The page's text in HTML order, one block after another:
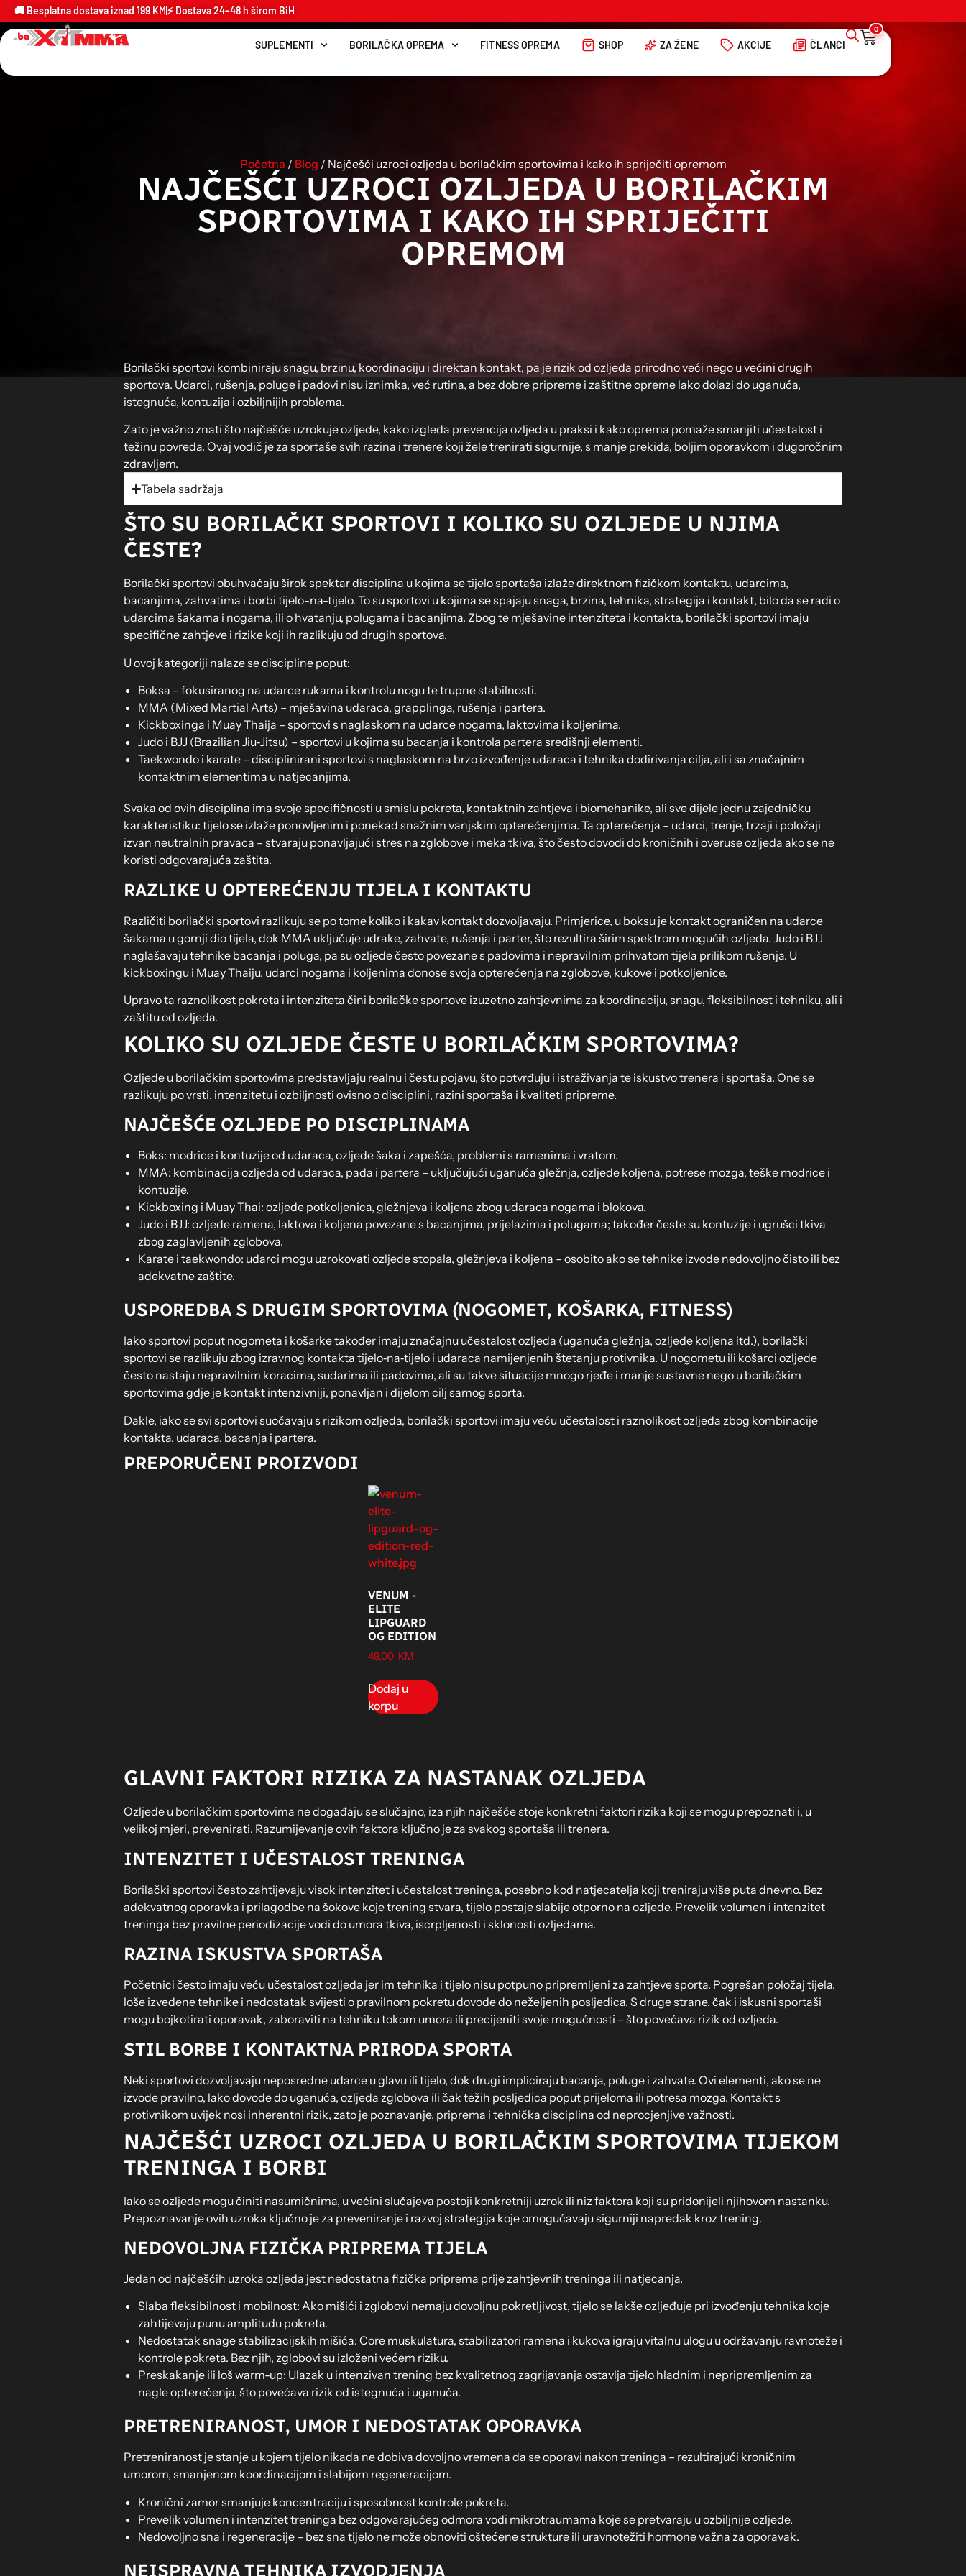
🚚 Besplatna dostava iznad 199 KM⚡ Dostava 24–48 h širom BiH
SUPLEMENTI BORILAČKA OPREMA FITNESS OPREMA SHOP ZA ŽENE AKCIJE ČLANCI
0
Početna / Blog / Najčešći uzroci ozljeda u borilačkim sportovima i kako ih spriječiti opremom
NAJČEŠĆI UZROCI OZLJEDA U BORILAČKIM
SPORTOVIMA I KAKO IH SPRIJEČITI
OPREMOM
Borilački sportovi kombiniraju snagu, brzinu, koordinaciju i direktan kontakt, pa je rizik od ozljeda prirodno veći nego u većini drugih
sportova. Udarci, rušenja, poluge i padovi nisu iznimka, već rutina, a bez dobre pripreme i zaštitne opreme lako dolazi do uganuća,
istegnuća, kontuzija i ozbiljnijih problema.
Zato je važno znati što najčešće uzrokuje ozljede, kako izgleda prevencija ozljeda u praksi i kako oprema pomaže smanjiti učestalost i
težinu povreda. Ovaj vodič je za sportaše svih razina i trenere koji žele trenirati sigurnije, s manje prekida, boljim oporavkom i dugoročnim
zdravljem.
Tabela sadržaja
ŠTO SU BORILAČKI SPORTOVI I KOLIKO SU OZLJEDE U NJIMA
ČESTE?
Borilački sportovi obuhvaćaju širok spektar disciplina u kojima se tijelo sportaša izlaže direktnom fizičkom kontaktu, udarcima,
bacanjima, zahvatima i borbi tijelo-na-tijelo. To su sportovi u kojima se spajaju snaga, brzina, tehnika, strategija i kontakt, bilo da se radi o
udarcima šakama i nogama, ili o hvatanju, polugama i bacanjima. Zbog te mješavine intenziteta i kontakta, borilački sportovi imaju
specifične zahtjeve i rizike koji ih razlikuju od drugih sportova.
U ovoj kategoriji nalaze se discipline poput:
Boksa – fokusiranog na udarce rukama i kontrolu nogu te trupne stabilnosti.
MMA (Mixed Martial Arts) – mješavina udaraca, grapplinga, rušenja i partera.
Kickboxinga i Muay Thaija – sportovi s naglaskom na udarce nogama, laktovima i koljenima.
Judo i BJJ (Brazilian Jiu‑Jitsu) – sportovi u kojima su bacanja i kontrola partera središnji elementi.
Taekwondo i karate – disciplinirani sportovi s naglaskom na brzo izvođenje udaraca i tehnika dodirivanja cilja, ali i sa značajnim
kontaktnim elementima u natjecanjima.
Svaka od ovih disciplina ima svoje specifičnosti u smislu pokreta, kontaktnih zahtjeva i biomehanike, ali sve dijele jednu zajedničku
karakteristiku: tijelo se izlaže ponovljenim i ponekad snažnim vanjskim opterećenjima. Ta opterećenja – udarci, trenje, trzaji i položaji
izvan neutralnih pravaca – stvaraju ponavljajući stres na zglobove i meka tkiva, što često dovodi do kroničnih i overuse ozljeda ako se ne
koristi odgovarajuća zaštita.
RAZLIKE U OPTEREĆENJU TIJELA I KONTAKTU
Različiti borilački sportovi razlikuju se po tome koliko i kakav kontakt dozvoljavaju. Primjerice, u boksu je kontakt ograničen na udarce
šakama u gornji dio tijela, dok MMA uključuje udrake, zahvate, rušenja i parter, što rezultira širim spektrom mogućih ozljeda. Judo i BJJ
naglašavaju tehnike bacanja i poluga, pa su ozljede često povezane s padovima i nepravilnim prihvatom tijela prilikom rušenja. U
kickboxingu i Muay Thaiju, udarci nogama i koljenima donose svoja opterećenja na zglobove, kukove i potkoljenice.
Upravo ta raznolikost pokreta i intenziteta čini borilačke sportove izuzetno zahtjevnima za koordinaciju, snagu, fleksibilnost i tehniku, ali i
zaštitu od ozljeda.
KOLIKO SU OZLJEDE ČESTE U BORILAČKIM SPORTOVIMA?
Ozljede u borilačkim sportovima predstavljaju realnu i čestu pojavu, što potvrđuju i istraživanja te iskustvo trenera i sportaša. One se
razlikuju po vrsti, intenzitetu i ozbiljnosti ovisno o disciplini, razini sportaša i kvaliteti pripreme.
NAJČEŠĆE OZLJEDE PO DISCIPLINAMA
Boks: modrice i kontuzije od udaraca, ozljede šaka i zapešća, problemi s ramenima i vratom.
MMA: kombinacija ozljeda od udaraca, pada i partera – uključujući uganuća gležnja, ozljede koljena, potrese mozga, teške modrice i
kontuzije.
Kickboxing i Muay Thai: ozljede potkoljenica, gležnjeva i koljena zbog udaraca nogama i blokova.
Judo i BJJ: ozljede ramena, laktova i koljena povezane s bacanjima, prijelazima i polugama; također česte su kontuzije i ugrušci tkiva
zbog zaglavljenih zglobova.
Karate i taekwondo: udarci mogu uzrokovati ozljede stopala, gležnjeva i koljena – osobito ako se tehnike izvode nedovoljno čisto ili bez
adekvatne zaštite.
USPOREDBA S DRUGIM SPORTOVIMA (NOGOMET, KOŠARKA, FITNESS)
Iako sportovi poput nogometa i košarke također imaju značajnu učestalost ozljeda (uganuća gležnja, ozljede koljena itd.), borilački
sportovi se razlikuju zbog izravnog kontakta tijelo‑na‑tijelo i udaraca namijenjenih štetanju protivnika. U nogometu ili košarci ozljede
često nastaju nepravilnim koracima, sudarima ili padovima, ali su takve situacije mnogo rjeđe i manje sustavne nego u borilačkim
sportovima gdje je kontakt intenzivniji, ponavljan i dijelom cilj samog sporta.
Dakle, iako se svi sportovi suočavaju s rizikom ozljeda, borilački sportovi imaju veću učestalost i raznolikost ozljeda zbog kombinacije
kontakta, udaraca, bacanja i partera.
PREPORUČENI PROIZVODI
VENUM -
ELITE
LIPGUARD
OG EDITION
49,00 KM
Dodaj u
korpu
GLAVNI FAKTORI RIZIKA ZA NASTANAK OZLJEDA
Ozljede u borilačkim sportovima ne događaju se slučajno, iza njih najčešće stoje konkretni faktori rizika koji se mogu prepoznati i, u
velikoj mjeri, prevenirati. Razumijevanje ovih faktora ključno je za svakog sportaša ili trenera.
INTENZITET I UČESTALOST TRENINGA
Borilački sportovi često zahtijevaju visok intenzitet i učestalost treninga, posebno kod natjecatelja koji treniraju više puta dnevno. Bez
adekvatnog oporavka i prilagodbe na šokove koje trening stvara, tijelo postaje slabije otporno na ozljede. Prevelik volumen i intenzitet
treninga bez pravilne periodizacije vodi do umora tkiva, iscrpljenosti i sklonosti ozljedama.
RAZINA ISKUSTVA SPORTAŠA
Početnici često imaju veću učestalost ozljeda jer im tehnika i tijelo nisu potpuno pripremljeni za zahtjeve sporta. Pogrešan položaj tijela,
loše izvedene tehnike i nedostatak svijesti o pravilnom pokretu dovode do neželjenih posljedica. S druge strane, čak i iskusni sportaši
mogu bojkotirati oporavak, zaboraviti na tehniku tokom umora ili precijeniti svoje mogućnosti – što povećava rizik od ozljeda.
STIL BORBE I KONTAKTNA PRIRODA SPORTA
Neki sportovi dozvoljavaju neposredne udarce u glavu ili tijelo, dok drugi impliciraju bacanja, poluge i zahvate. Ovi elementi, ako se ne
izvode pravilno, lako dovode do uganuća, ozljeda zglobova ili čak težih posljedica poput prijeloma ili potresa mozga. Kontakt s
protivnikom uvijek nosi inherentni rizik, zato je poznavanje, priprema i tehnička disciplina od neprocjenjive važnosti.
NAJČEŠĆI UZROCI OZLJEDA U BORILAČKIM SPORTOVIMA TIJEKOM
TRENINGA I BORBI
Iako se ozljede mogu činiti nasumičnima, u većini slučajeva postoji konkretniji uzrok ili niz faktora koji su pridonijeli njihovom nastanku.
Prepoznavanje ovih uzroka ključno je za preveniranje i razvoj strategija koje omogućavaju sigurniji napredak kroz trening.
NEDOVOLJNA FIZIČKA PRIPREMA TIJELA
Jedan od najčešćih uzroka ozljeda jest nedostatna fizička priprema prije zahtjevnih treninga ili natjecanja.
Slaba fleksibilnost i mobilnost: Ako mišići i zglobovi nemaju dovoljnu pokretljivost, tijelo se lakše ozljeđuje pri izvođenju tehnika koje
zahtijevaju punu amplitudu pokreta.
Nedostatak snage stabilizacijskih mišića: Core muskulatura, stabilizatori ramena i kukova igraju vitalnu ulogu u održavanju ravnoteže i
kontrole pokreta. Bez njih, zglobovi su izloženi većem riziku.
Preskakanje ili loš warm-up: Ulazak u intenzivan trening bez kvalitetnog zagrijavanja ostavlja tijelo hladnim i nepripremljenim za
nagle opterećenja, što povećava rizik od istegnuća i uganuća.
PRETRENIRANOST, UMOR I NEDOSTATAK OPORAVKA
Pretreniranost je stanje u kojem tijelo nikada ne dobiva dovoljno vremena da se oporavi nakon treninga – rezultirajući kroničnim
umorom, smanjenom koordinacijom i slabijom regeneracijom.
Kronični zamor smanjuje koncentraciju i sposobnost kontrole pokreta.
Prevelik volumen i intenzitet treninga bez odgovarajućeg odmora vodi mikrotraumama koje se pretvaraju u ozbiljnije ozljede.
Nedovoljno sna i regeneracije – bez sna tijelo ne može obnoviti oštećene strukture ili uravnotežiti hormone važna za oporavak.
NEISPRAVNA TEHNIKA IZVODJENJA